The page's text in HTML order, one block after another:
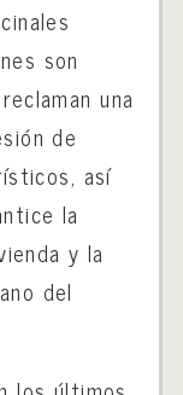
son
una
de
así
la
y la
del